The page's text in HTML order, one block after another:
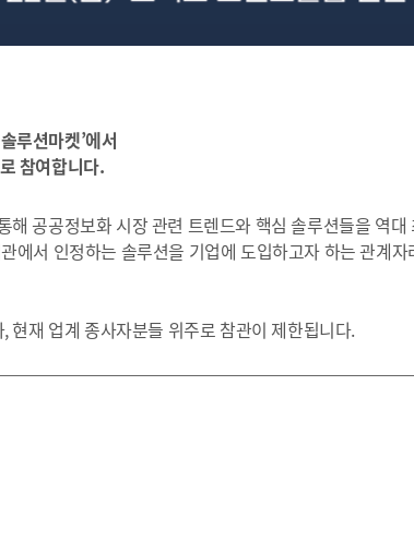
루션마켓’에서
참여합니다.
공공정보화 시장 관련 트렌드와 핵심 솔루션들을 역
에서 인정하는 솔루션을 기업에 도입하고자 하는 관계
현재 업계 종사자분들 위주로 참관이 제한됩니다.